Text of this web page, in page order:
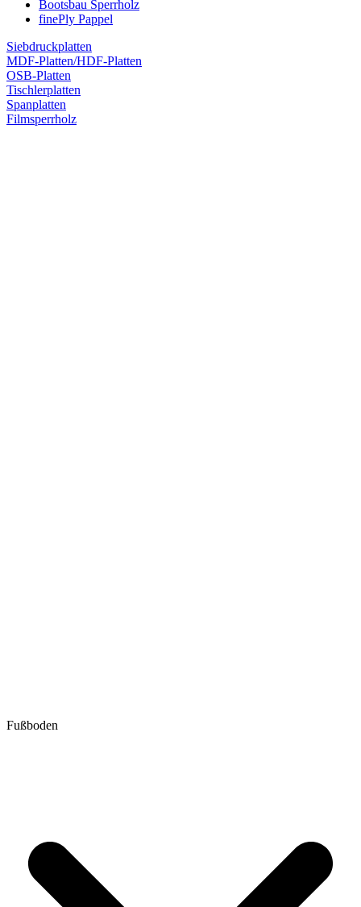
Bootsbau Sperrholz
finePly Pappel
Siebdruckplatten
MDF-Platten/HDF-Platten
OSB-Platten
Tischlerplatten
Spanplatten
Filmsperrholz
Fußboden